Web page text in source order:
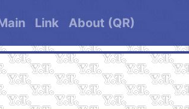
Link About (QR)